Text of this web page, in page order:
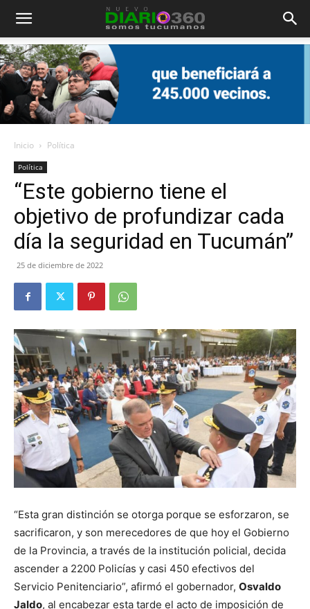
Diario
360
Inicio Política
Política
“Este gobierno tiene el
objetivo de profundizar cada
día la seguridad en Tucumán”
25 de diciembre de 2022
“Esta gran distinción se otorga porque se esforzaron, se
sacrificaron, y son merecedores de que hoy el Gobierno
de la Provincia, a través de la institución policial, decida
ascender a 2200 Policías y casi 450 efectivos del
Servicio Penitenciario”, afirmó el gobernador, Osvaldo
Jaldo, al encabezar esta tarde el acto de imposición de